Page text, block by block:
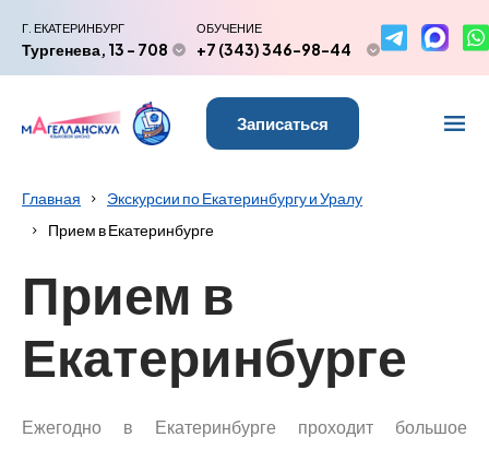
Г. ЕКАТЕРИНБУРГ
Тургенева, 13 - 708
ОБУЧЕНИЕ
+7 (343) 346-98-44
Записаться
Главная
Экскурсии по Екатеринбургу и Уралу
Прием в Екатеринбурге
Прием в
Екатеринбурге
Ежегодно в Екатеринбурге проходит большое